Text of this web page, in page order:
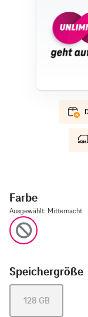
Farbe
Ausgewählt: Mitternacht
Speichergröße
128 GB